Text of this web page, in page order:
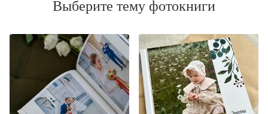
Выберите тему фотокниги